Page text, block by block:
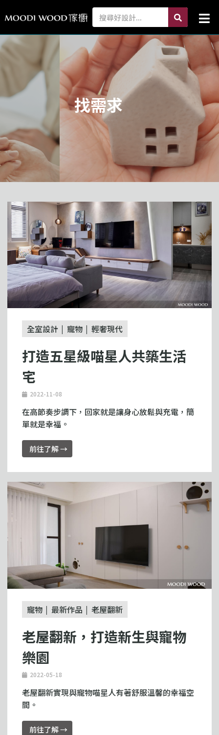
至
要
內
Search search
找需求
全室設計 寵物 輕奢現代
打造五星級喵星人共築生活
宅
2022-11-08
在高節奏步調下，回家就是讓身心放鬆與充電，簡
單就是幸福。
前往了解 →
寵物 最新作品 老屋翻新
老屋翻新，打造新生與寵物
樂園
2022-05-18
老屋翻新實現與寵物喵星人有著舒服溫馨的幸福空
間。
前往了解 →